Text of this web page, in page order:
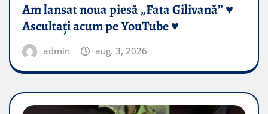
Am lansat noua piesă „Fata Gilivană” ♥️
Ascultați acum pe YouTube ♥️
admin aug. 3, 2026